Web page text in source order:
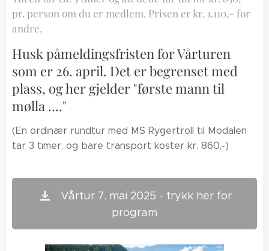
pr. person om du er medlem. Prisen er kr. 1.110,- for
andre.
Husk påmeldingsfristen for Vårturen
som er 26. april. Det er begrenset med
plass, og her gjelder "første mann til
mølla ...."
(En ordinær rundtur med MS Rygertroll til Modalen
tar 3 timer, og bare transport koster kr. 860,-)
Vårtur 7. mai 2025 - trykk her for
program